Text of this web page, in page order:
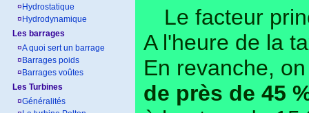
¤ Hydrostatique
¤ Hydrodynamique
Les barrages
¤A quoi sert un barrage
¤ Barrages poids
¤ Barrages voûtes
Les Turbines
¤Généralités
Le facteur
A l'heure de la
En revanche,
de près de 45